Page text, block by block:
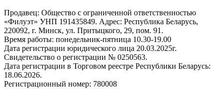
Продавец: Общество с ограниченной ответственностью
«Филуэт» УНП 191435849. Адрес: Республика Беларусь,
220092, г. Минск, ул. Притыцкого, 29, пом. 91.
Время работы: понедельник-пятница 10.30-19.00
Дата регистрации юридического лица 20.03.2025г.
Свидетельство о регистрации № 0250563.
Дата регистрации в Торговом реестре Республики Беларусь:
18.06.2026.
Регистрационный номер: 780008